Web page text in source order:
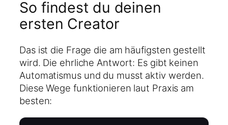
So findest du deinen
ersten Creator
Das ist die Frage die am häufigsten gestellt
wird. Die ehrliche Antwort: Es gibt keinen
Automatismus und du musst aktiv werden.
Diese Wege funktionieren laut Praxis am
besten: